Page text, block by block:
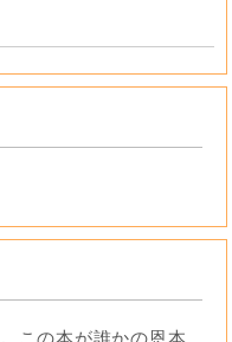
この本が誰かの恩本